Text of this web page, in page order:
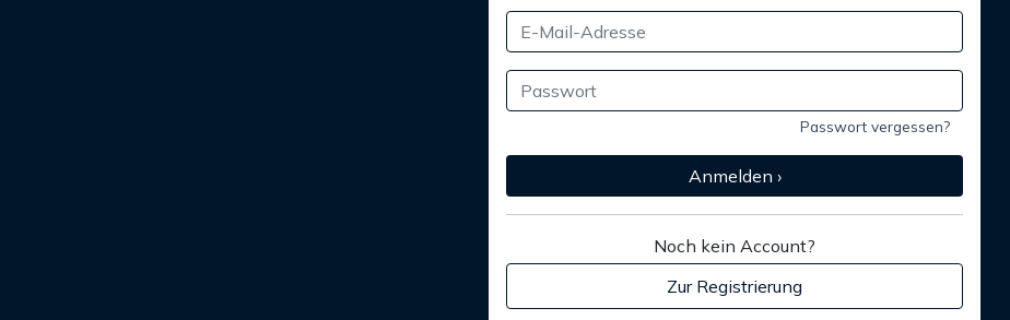
Passwort vergessen?
Anmelden ›
Noch kein Account?
Zur Registrierung